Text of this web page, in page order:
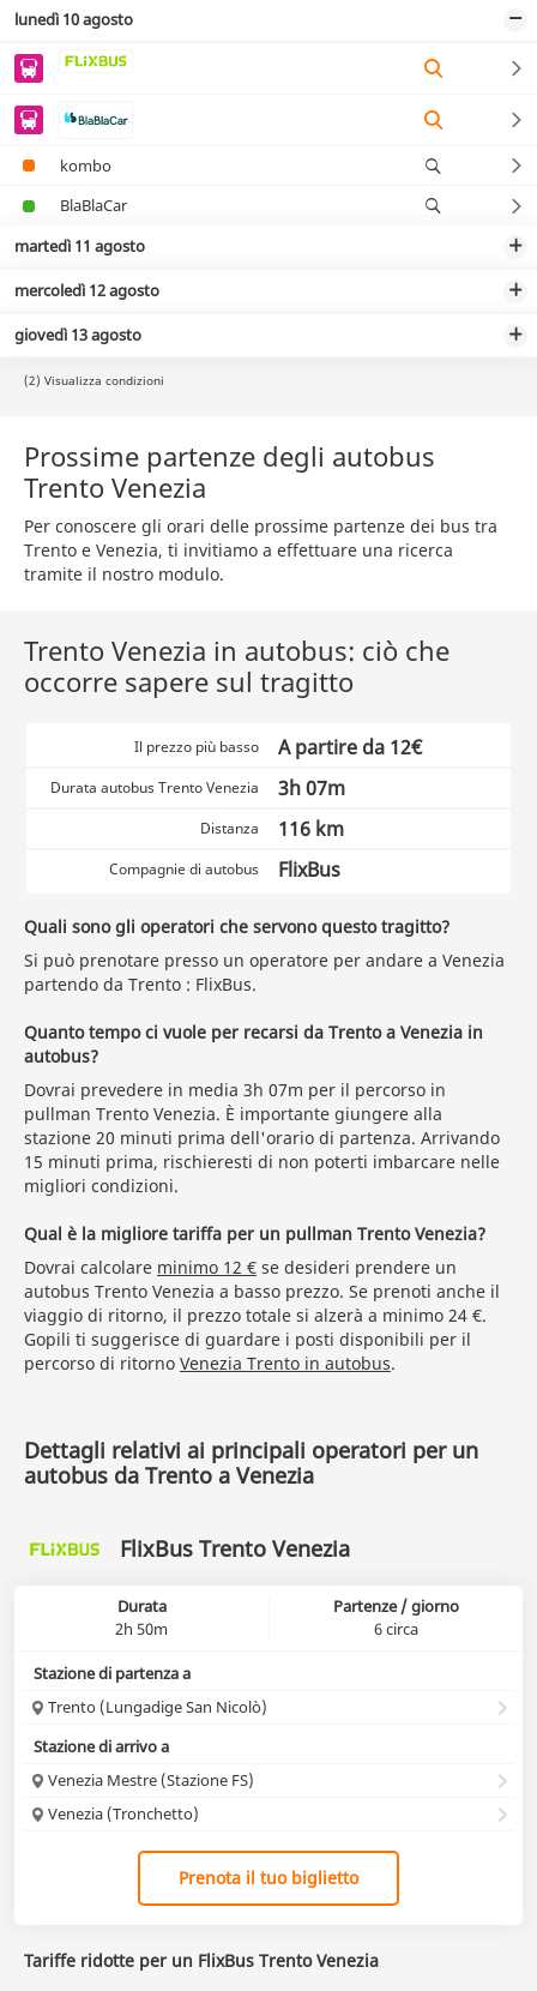
lunedì 10 agosto
kombo
BlaBlaCar
martedì 11 agosto
mercoledì 12 agosto
giovedì 13 agosto
(2) Visualizza condizioni
Prossime partenze degli autobus
Trento Venezia
Per conoscere gli orari delle prossime partenze dei bus tra
Trento e Venezia, ti invitiamo a effettuare una ricerca
tramite il nostro modulo.
Trento Venezia in autobus: ciò che
occorre sapere sul tragitto
Il prezzo più basso A partire da 12€
Durata autobus Trento Venezia 3h 07m
Distanza 116 km
Compagnie di autobus FlixBus
Quali sono gli operatori che servono questo tragitto?
Si può prenotare presso un operatore per andare a Venezia
partendo da Trento : FlixBus.
Quanto tempo ci vuole per recarsi da Trento a Venezia in
autobus?
Dovrai prevedere in media 3h 07m per il percorso in
pullman Trento Venezia. È importante giungere alla
stazione 20 minuti prima dell'orario di partenza. Arrivando
15 minuti prima, rischieresti di non poterti imbarcare nelle
migliori condizioni.
Qual è la migliore tariffa per un pullman Trento Venezia?
Dovrai calcolare minimo 12 € se desideri prendere un
autobus Trento Venezia a basso prezzo. Se prenoti anche il
viaggio di ritorno, il prezzo totale si alzerà a minimo 24 €.
Gopili ti suggerisce di guardare i posti disponibili per il
percorso di ritorno Venezia Trento in autobus.
Dettagli relativi ai principali operatori per un
autobus da Trento a Venezia
FlixBus Trento Venezia
Durata
Partenze / giorno
2h 50m
6 circa
Stazione di partenza a
Trento (Lungadige San Nicolò)
Stazione di arrivo a
Venezia Mestre (Stazione FS)
Venezia (Tronchetto)
Prenota il tuo biglietto
Tariffe ridotte per un FlixBus Trento Venezia